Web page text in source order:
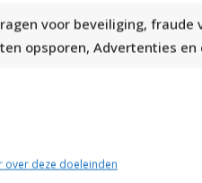
voor beveiliging, fraude
opsporen, Advertenties
over deze doeleinden
voor je kids
Verschijningsdatum